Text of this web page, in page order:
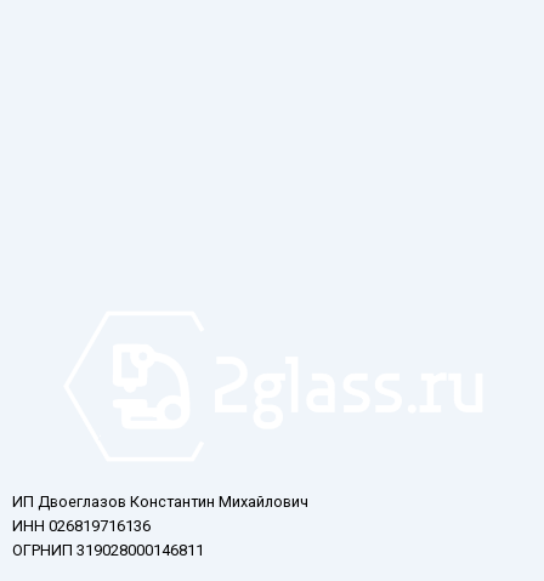
ИП Двоеглазов Константин Михайлович
ИНН 026819716136
ОГРНИП 319028000146811